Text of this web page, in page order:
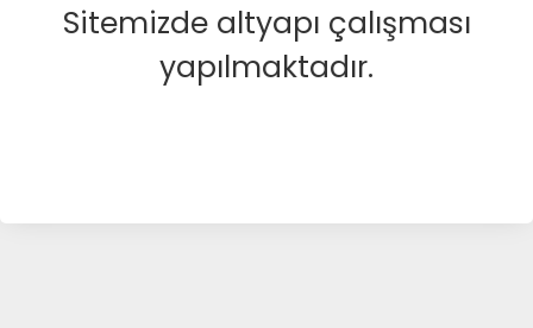
Sitemizde altyapı çalışması
yapılmaktadır.